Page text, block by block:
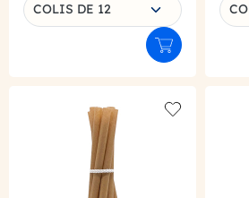
COLIS DE 12
Ajouter au